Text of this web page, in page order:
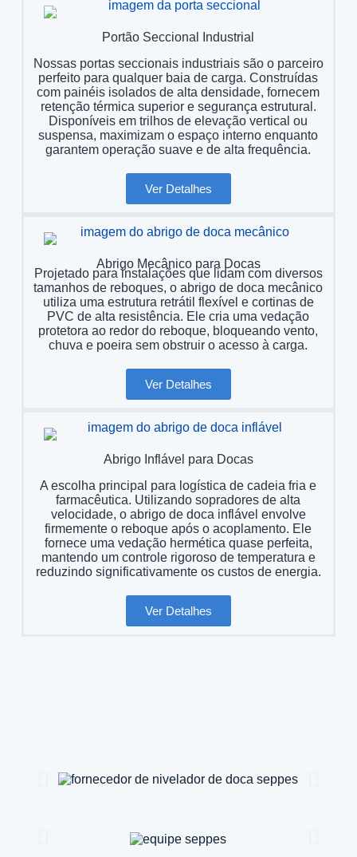
Portão Seccional Industrial
Nossas portas seccionais industriais são o parceiro
perfeito para qualquer baia de carga. Construídas
com painéis isolados de alta densidade, fornecem
retenção térmica superior e segurança estrutural.
Disponíveis em trilhos de elevação vertical ou
suspensa, maximizam o espaço interno enquanto
garantem operação suave e de alta frequência.
Ver Detalhes
Abrigo Mecânico para Docas
Projetado para instalações que lidam com diversos
tamanhos de reboques, o abrigo de doca mecânico
utiliza uma estrutura retrátil flexível e cortinas de
PVC de alta resistência. Ele cria uma vedação
protetora ao redor do reboque, bloqueando vento,
chuva e poeira sem obstruir o acesso à carga.
Ver Detalhes
Abrigo Inflável para Docas
A escolha principal para logística de cadeia fria e
farmacêutica. Utilizando sopradores de alta
velocidade, o abrigo de doca inflável envolve
firmemente o reboque após o acoplamento. Ele
fornece uma vedação hermética quase perfeita,
mantendo um controle rigoroso de temperatura e
reduzindo significativamente os custos de energia.
Ver Detalhes